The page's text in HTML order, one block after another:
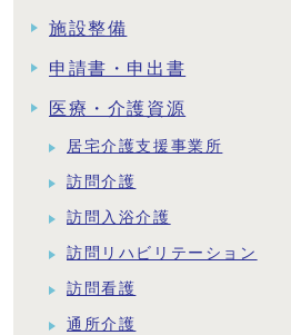
施設整備
申請書・申出書
医療・介護資源
居宅介護支援事業所
訪問介護
訪問入浴介護
訪問リハビリテーション
訪問看護
通所介護